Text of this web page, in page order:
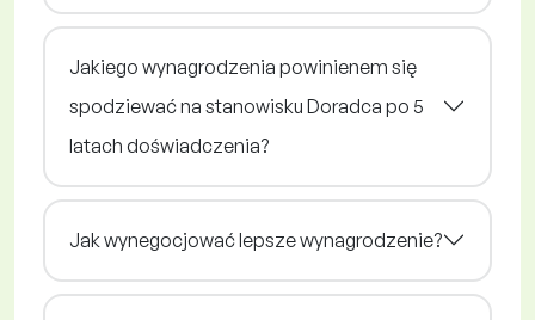
Jakiego wynagrodzenia powinienem się
spodziewać na stanowisku Doradca po 5
latach doświadczenia?
Jak wynegocjować lepsze wynagrodzenie?